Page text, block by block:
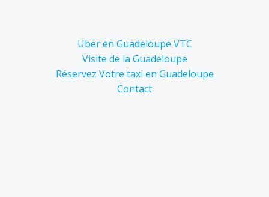
Uber en Guadeloupe VTC
Visite de la Guadeloupe
Réservez Votre taxi en Guadeloupe
Contact